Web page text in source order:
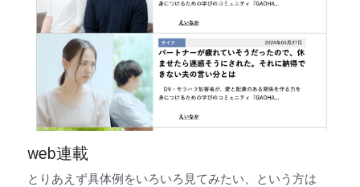
web連載
とりあえず具体例をいろいろ見てみたい、という方は